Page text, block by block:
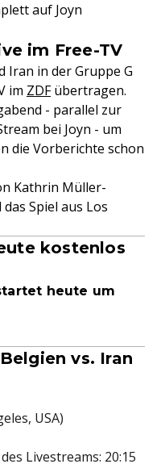
auf Joyn
im Free-TV
Iran in der Gruppe G
im ZDFübertragen.
- parallel zur
bei Joyn - um
die Vorberichte schon
Kathrin Müller-
Spiel aus Los
kostenlos
heute um
vs. Iran
USA)
Livestreams: 20:15